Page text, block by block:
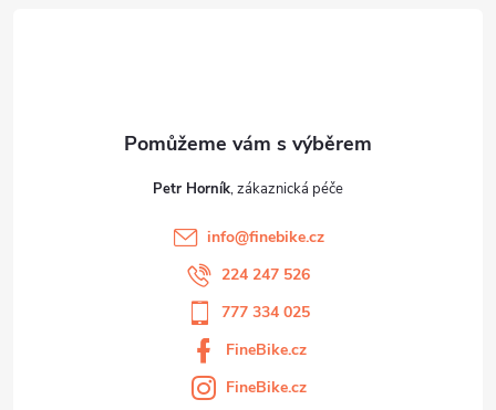
Petr Horník
info@finebike.cz
224 247 526
777 334 025
FineBike.cz
FineBike.cz